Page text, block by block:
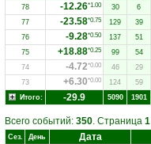
78
-12.26*1.00 30 6
77
-23.58*0.75 129 39
76
-9.28*0.50 137 51
75
+18.88*0.25 99 54
74
-4.72*0.00 46 29
73
+6.30*0.00 124 59
Итого:
-29.9 5090 1901
Всего событий: 350. Страница 1
Сез. День Дата